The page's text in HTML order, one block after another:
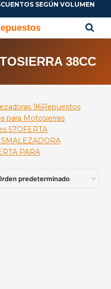
SEGÚN VOLUMEN
38CC
96Repuestos
para Motosierras
57OFERTA
PARA